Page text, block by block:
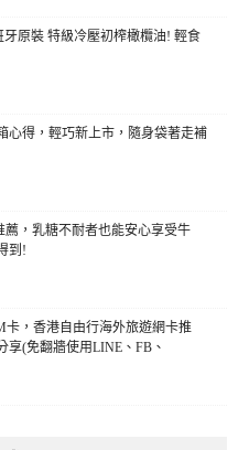
原裝 特級冷壓初榨橄欖油! 輕食
心得，輕巧新上市，隨身袋著走補
薦，乳糖不耐者也能安心享受牛
到!
卡，香港自由行海外旅遊網卡推
享(免翻牆使用LINE、FB、